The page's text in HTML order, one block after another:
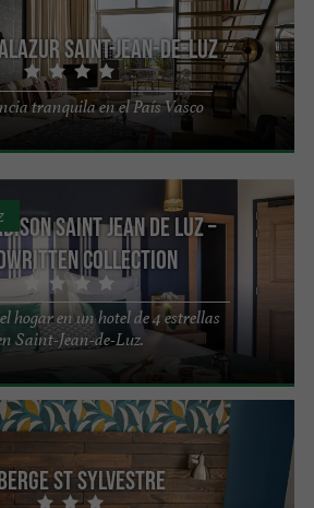
Saint-Jean-de-Luz
tranquila en el País Vasco
Saint Jean de Luz –
Collection
hogar en un hotel de 4 estrellas
Saint-Jean-de-Luz.
St Sylvestre